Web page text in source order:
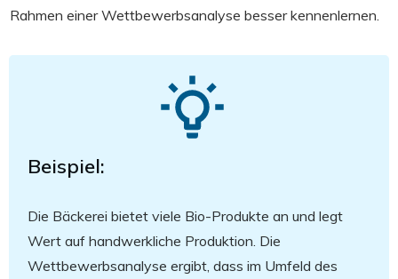
Rahmen einer Wettbewerbsanalyse besser kennenlernen.
Beispiel:
Die Bäckerei bietet viele Bio-Produkte an und legt
Wert auf handwerkliche Produktion. Die
Wettbewerbsanalyse ergibt, dass im Umfeld des